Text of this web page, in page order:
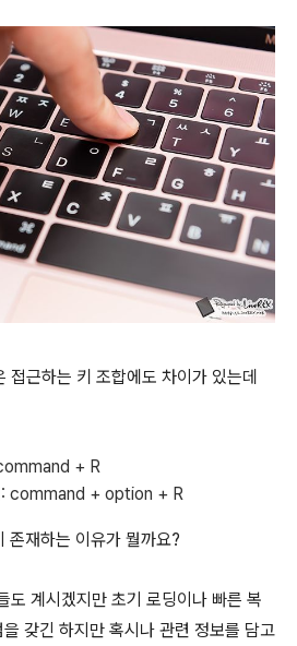
접근하는 키 조합에도 차이가 있는데
+ R
command + option + R
존재하는 이유가 뭘까요?
도 계시겠지만 초기 로딩이나 빠른 복
을 갖긴 하지만 혹시나 관련 정보를 담고